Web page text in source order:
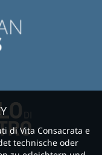
di Vita Consacrata e
technische oder